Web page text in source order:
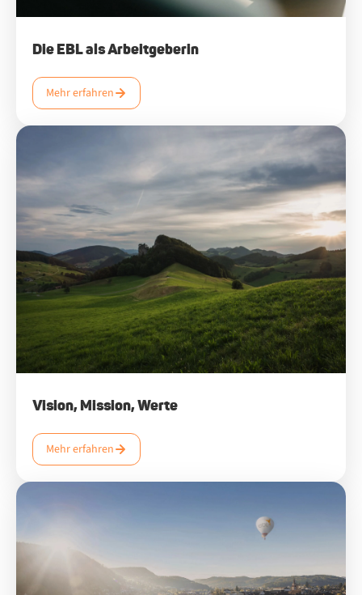
Die EBL als Arbeitgeberin
Mehr erfahren
Vision, Mission, Werte
Mehr erfahren